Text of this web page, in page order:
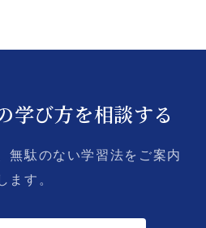
学び方を相談する
無駄のない学習法をご案内
ます。